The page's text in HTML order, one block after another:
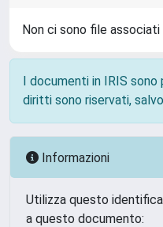
Non ci sono file
I documenti in IRIS
diritti sono riservati,
Informazioni
Utilizza questo
a questo documento: